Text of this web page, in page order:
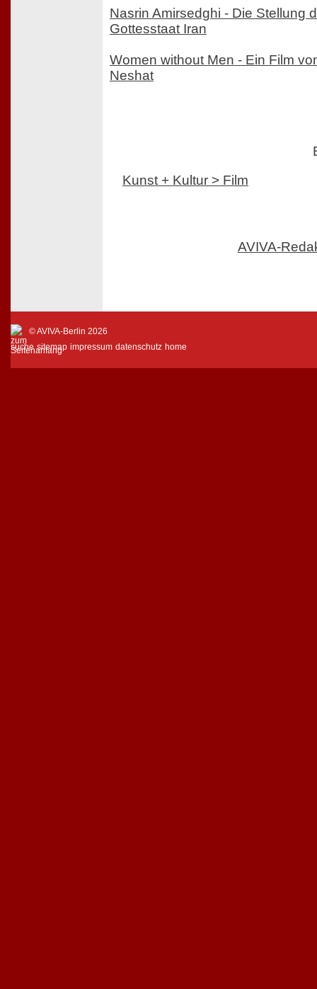
Nasrin Amirsedghi - Die Stellung
Gottesstaat Iran
Women without Men - Ein Film
Neshat
Kunst + Kultur > Film
AVIVA-
© AVIVA-Berlin 2026
suche sitemap impressum datenschutz home